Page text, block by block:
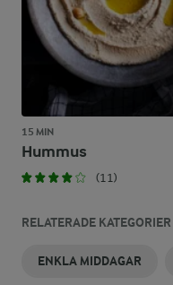
15 MIN
Hummus
(11)
RELATERADE KATEGORIER
ENKLA MIDDAGAR